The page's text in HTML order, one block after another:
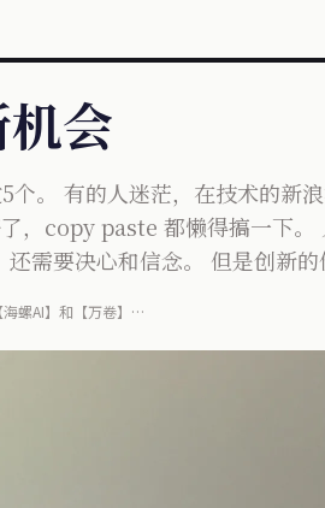
会
。 有的人迷茫，在技术的新
，copy paste 都懒得搞一下。
需要决心和信念。 但是创新
螺AI】和【万卷】